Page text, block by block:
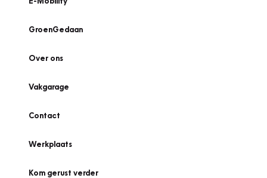
GroenGedaan
Over ons
Vakgarage
Contact
Werkplaats
Kom gerust verder